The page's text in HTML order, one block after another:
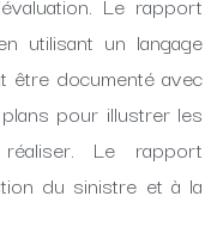
utilisant un langage
être documenté avec
pour illustrer les
Le rapport
du sinistre et à la